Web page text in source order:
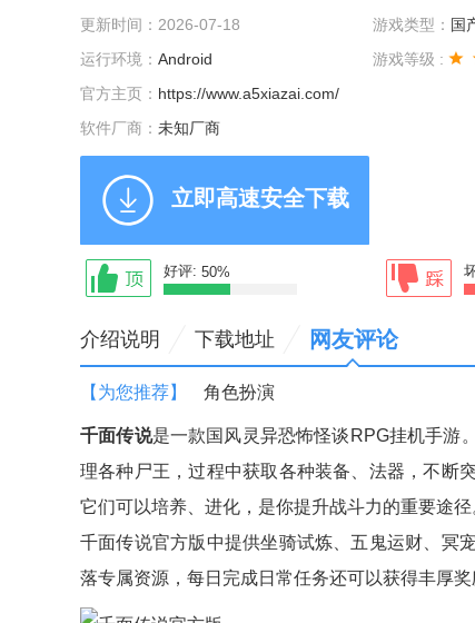
更新时间：2026-07-18
游戏类型： 国
运行环境： Android
游戏等级 :
官方主页： https://www.a5xiazai.com/
软件厂商： 未知厂商
立即高速安全下载
好评: 50%
介绍说明 下载地址 网友评论
【为您推荐】 角色扮演
千面传说是一款国风灵异恐怖怪谈RPG挂机手游
理各种尸王，过程中获取各种装备、法器，不断
它们可以培养、进化，是你提升战斗力的重要途径
千面传说官方版中提供坐骑试炼、五鬼运财、冥
落专属资源，每日完成日常任务还可以获得丰厚奖